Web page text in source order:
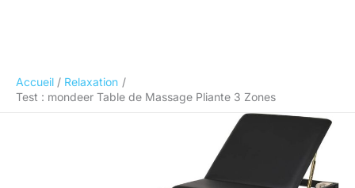
Accueil
Relaxation
Test : mondeer Table de Massage Pliante 3 Zones